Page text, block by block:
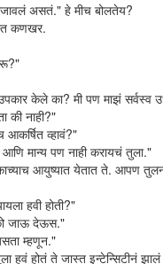
असतं." हे मीच बोलतेय?
कणखर.
केले का? मी पण माझं सर्वस्व
की नाही?"
व्हावं?"
मान्य पण नाही करायचं तुला."
आयुष्यात येतात ते. आपण
हवी होती?"
जाऊ देऊस."
म्हणून."
हवं होतं ते जास्त इन्टेन्सिटीनं